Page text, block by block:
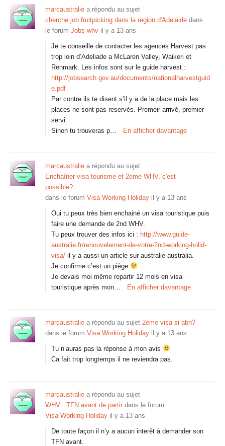
marcaustralie a répondu au sujet
cherche job fruitpicking dans la region d'Adelaide dans
le forum Jobs whv il y a 13 ans
Je te conseille de contacter les agences Harvest pas
trop loin d’Adeliade a McLaren Valley, Waikeri et
Renmark. Les infos sont sur le guide harvest :
http://jobsearch.gov.au/documents/nationalharvestguid
e.pdf
Par contre ils te disent s’il y a de la place mais les
places ne sont pas reservés. Premeir arrivé, premier
servi.
Sinon tu trouveras p…
En afficher davantage
marcaustralie a répondu au sujet
Enchaîner visa tourisme et 2eme WHV, c'est
possible?
dans le forum Visa Working Holiday il y a 13 ans
Oui tu peux très bien enchainé un visa touristique puis
faire une demande de 2nd WHV.
Tu peux trouver des infos ici : http://www.guide-
australie.fr/renouvelement-de-votre-2nd-working-holid-
visa/ il y a aussi un article sur australie australia.
Je confirme c’est un piège
Je devais moi même repartir 12 mois en visa
touristique après mon…
En afficher davantage
marcaustralie a répondu au sujet 2eme visa si abn?
dans le forum Visa Working Holiday il y a 13 ans
Tu n’auras pas la réponse à mon avis
Ca fait trop longtemps il ne reviendra pas.
marcaustralie a répondu au sujet
WHV : TFN avant de partir dans le forum
Visa Working Holiday il y a 13 ans
De toute façon il n’y a aucun interêt à demander son
TFN avant.